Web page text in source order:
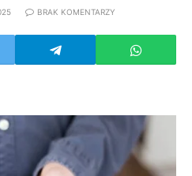
BRAK KOMENTARZY